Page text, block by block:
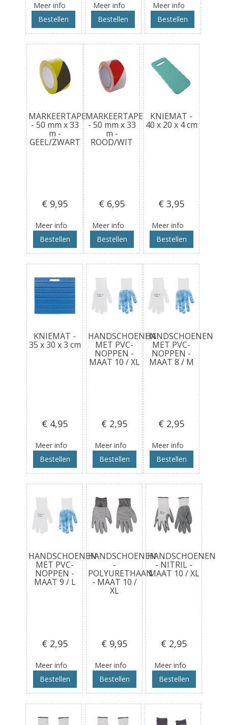
Meer info
Bestellen
Meer info
Bestellen
Meer info
Bestellen
MARKEERTAPE
- 50 mm x 33
m -
GEEL/ZWART
€ 9,95
Meer info
Bestellen
MARKEERTAPE
- 50 mm x 33
m -
ROOD/WIT
€ 6,95
Meer info
Bestellen
KNIEMAT -
40 x 20 x 4 cm
€ 3,95
Meer info
Bestellen
KNIEMAT -
35 x 30 x 3 cm
€ 4,95
Meer info
Bestellen
HANDSCHOENEN
MET PVC-
NOPPEN -
MAAT 10 / XL
€ 2,95
Meer info
Bestellen
HANDSCHOENEN
MET PVC-
NOPPEN -
MAAT 8 / M
€ 2,95
Meer info
Bestellen
HANDSCHOENEN
MET PVC-
NOPPEN -
MAAT 9 / L
€ 2,95
Meer info
Bestellen
HANDSCHOENEN
-
POLYURETHAAN
- MAAT 10 /
XL
€ 9,95
Meer info
Bestellen
HANDSCHOENEN
- NITRIL -
MAAT 10 / XL
€ 2,95
Meer info
Bestellen